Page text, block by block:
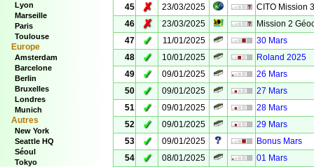
Lyon
Marseille
Paris
Toulouse
Europe
Amsterdam
Barcelone
Berlin
Bruxelles
Londres
Munich
Autres
New York
Seattle HQ
Séoul
Tokyo
45
✗ 23/03/2025
CITO Mission
46
✗ 23/03/2025
Mission 2
47
✓ 11/01/2025
30 Mars
48
✓ 10/01/2025
Roland 2025
49
✓ 09/01/2025
26 Mars
50
✓ 09/01/2025
27 Mars
51
✓ 09/01/2025
28 Mars
52
✓ 09/01/2025
29 Mars
53
✓ 09/01/2025
Bonus Mars
54
✓ 08/01/2025
01 Mars